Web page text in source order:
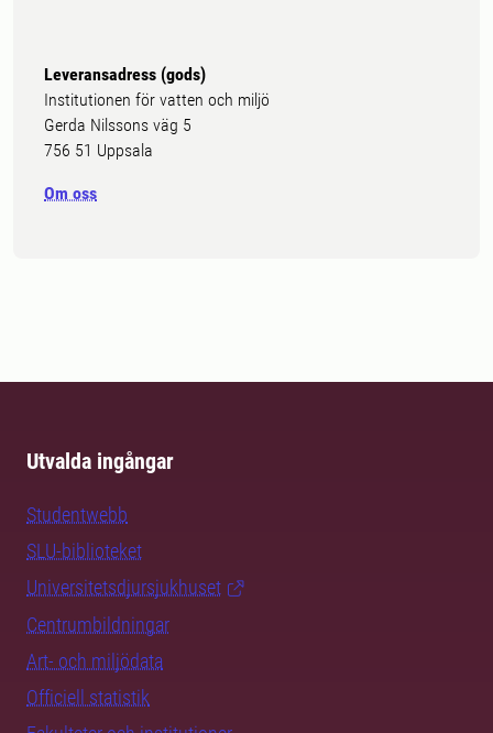
Leveransadress (gods)
Institutionen för vatten och miljö
Gerda Nilssons väg 5
756 51 Uppsala
Om oss
Utvalda ingångar
Studentwebb
SLU-biblioteket
Universitetsdjursjukhuset
Centrumbildningar
Art- och miljödata
Officiell statistik